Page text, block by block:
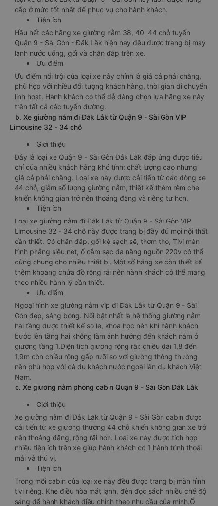
cấp ở mức tốt nhất để phục vụ cho hành khách.
Tiện ích
Hầu hết các hãng xe giường nằm 38, 40, 44 chỗ tuyến
Quận 9 - Sài Gòn - Đắk Lắk hiện nay đều được trang bị máy
lạnh nước uống, gối và chăn đắp trên xe.
Ưu điểm
Ưu điểm nổi trội của loại xe này chính là giá cả phải chăng,
phù hợp với nhiều đối tượng khách hàng, thời gian di chuyển
linh hoạt. Hành khách có thể dễ dàng chọn lựa hãng xe này
trên tất cả các tuyến đường.
b. Xe giường nằm đi Đắk Lắk từ Quận 9 - Sài Gòn VIP
Limousine 32 - 34 chỗ
Giới thiệu
Đây là loại xe Quận 9 - Sài Gòn Đắk Lắk đáp ứng được tiêu
chí của nhiều khách hàng khó tính: chất lượng cao nhưng
giá cả phải chăng. Loại xe này được cải tiến từ các dòng xe
44 chỗ, giảm số lượng giường nằm, thiết kế thêm rèm che
khiến không gian trở nên thoáng đãng và riêng tư hơn.
Tiện ích
Loại xe giường nằm đi Đắk Lắk từ Quận 9 - Sài Gòn VIP
Limousine 32 - 34 chỗ này được trang bị đầy đủ mọi nội thất
cần thiết. Có chăn đắp, gối kê sạch sẽ, thơm tho, Tivi màn
hình phẳng siêu nét, ổ cắm sạc đa năng nguồn 220v có thể
dùng chung cho nhiều thiết bị. Một số hãng xe còn thiết kế
thêm khoang chứa đồ rộng rãi nên hành khách có thể mang
theo nhiều hành lý cần thiết.
Ưu điểm
Ngoại hình xe giường nằm vip đi Đắk Lắk từ Quận 9 - Sài
Gòn đẹp, sáng bóng. Nổi bật nhất là hệ thống giường nằm
hai tầng được thiết kế so le, khoa học nên khi hành khách
bước lên tầng hai không làm ảnh hưởng đến khách nằm ở
giường tầng 1.Diện tích giường rộng rãi: chiều dài 1,8 đến
1,9m còn chiều rộng gấp rưỡi so với giường thông thường
nên phù hợp với cả du khách nước ngoài lẫn du khách Việt
Nam.
c. Xe giường nằm phòng cabin Quận 9 - Sài Gòn Đắk Lắk
Giới thiệu
Xe giường nằm đi Đắk Lắk từ Quận 9 - Sài Gòn cabin được
cải tiến từ xe giường thường 44 chỗ khiến không gian xe trở
nên thoáng đãng, rộng rãi hơn. Loại xe này được tích hợp
nhiều tiện ích trên xe giúp hành khách có 1 hành trình thoải
mái và thú vị.
Tiện ích
Trong mỗi cabin của loại xe này đều được trang bị màn hình
tivi riêng. Khe điều hòa mát lạnh, đèn đọc sách nhiều chế độ
sáng để hành khách điều chỉnh theo nhu cầu của mình.Ổ